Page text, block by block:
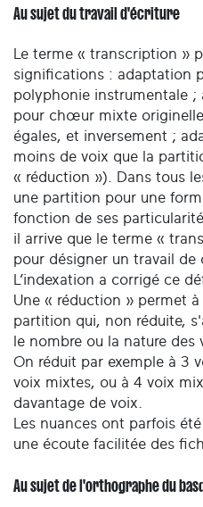
Au sujet du travail d'écriture
Le terme « transcription »
significations : adaptation
polyphonie instrumentale
pour chœur mixte
égales, et inversement ;
moins de voix que la
« réduction »). Dans tous
une partition pour une
fonction de ses
il arrive que le terme «
pour désigner un travail de
L’indexation a corrigé ce
Une « réduction » permet
partition qui, non réduite,
le nombre ou la nature des
On réduit par exemple à 3
voix mixtes, ou à 4 voix
davantage de voix.
Les nuances ont parfois
une écoute facilitée des
Au sujet de l'orthographe du